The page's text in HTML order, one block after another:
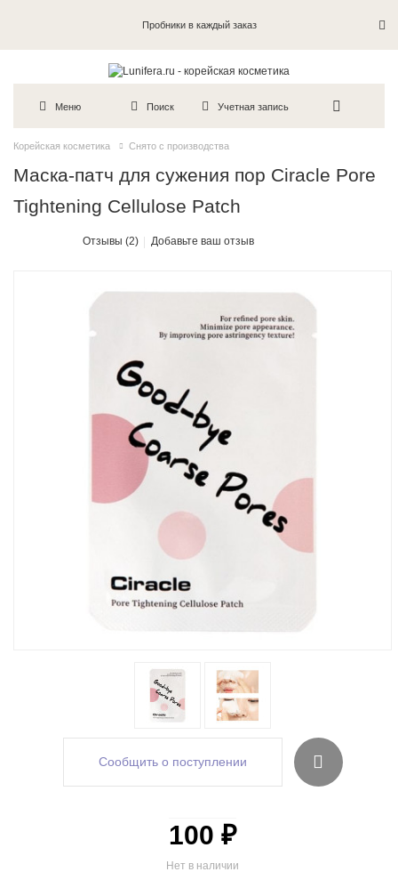
Пробники в каждый заказ
Меню Поиск Учетная запись
Корейская косметика Снято с производства
Маска-патч для сужения пор Ciracle Pore
Tightening Cellulose Patch
Отзывы (2) Добавьте ваш отзыв
Сообщить о поступлении
Нет в наличии
100 ₽